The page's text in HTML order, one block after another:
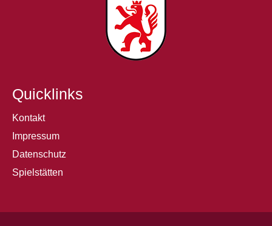
Quicklinks
Kontakt
Impressum
Datenschutz
Spielstätten